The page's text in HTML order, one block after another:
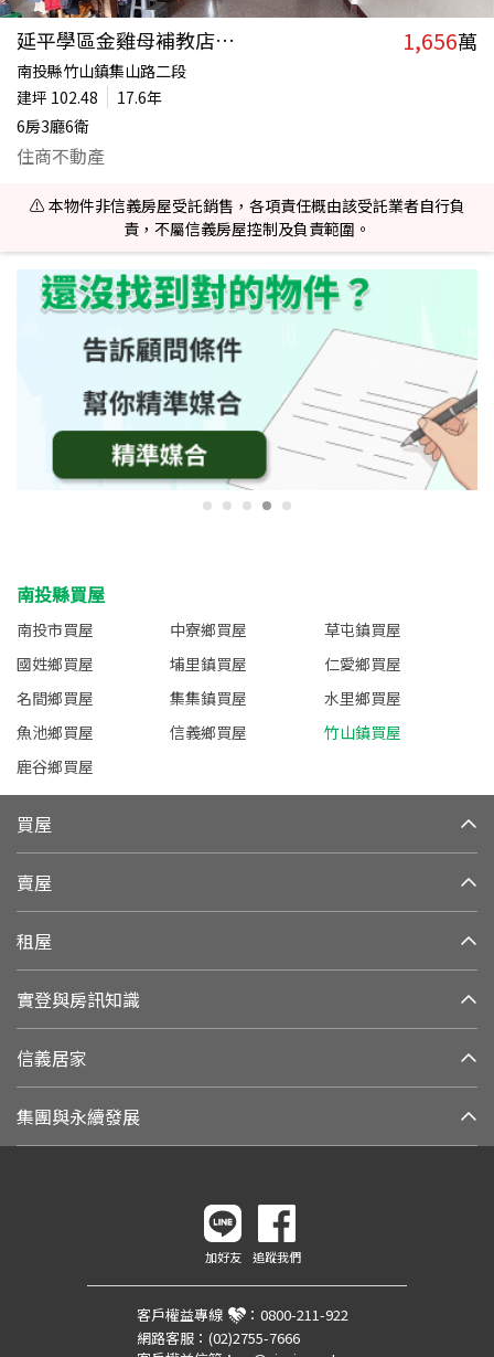
延平學區金雞母補教店面(B) 1,656萬
南投縣竹山鎮集山路二段
建坪 102.48
17.6年
6房3廳6衛
住商不動產
⚠️ 本物件非信義房屋受託銷售，各項責任概由該受託業者自行負
責，不屬信義房屋控制及負責範圍。
南投縣買屋
南投市買屋 中寮鄉買屋
草屯鎮買屋
國姓鄉買屋
埔里鎮買屋
仁愛鄉買屋
名間鄉買屋
集集鎮買屋
水里鄉買屋
魚池鄉買屋
信義鄉買屋
竹山鎮買屋
鹿谷鄉買屋
買屋
賣屋
租屋
實登與房訊知識
信義居家
集團與永續發展
加好友 追蹤我們
客戶權益專線 ： 0800-211-922
網路客服： (02)2755-7666